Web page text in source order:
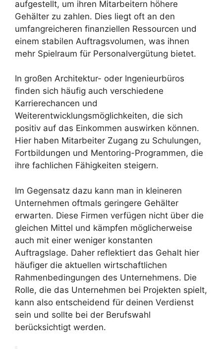
aufgestellt, um ihren Mitarbeitern höhere
Gehälter zu zahlen. Dies liegt oft an den
umfangreicheren finanziellen Ressourcen und
einem stabilen Auftragsvolumen, was ihnen
mehr Spielraum für Personalvergütung bietet.
In großen Architektur- oder Ingenieurbüros
finden sich häufig auch verschiedene
Karrierechancen und
Weiterentwicklungsmöglichkeiten, die sich
positiv auf das Einkommen auswirken können.
Hier haben Mitarbeiter Zugang zu Schulungen,
Fortbildungen und Mentoring-Programmen, die
ihre fachlichen Fähigkeiten steigern.
Im Gegensatz dazu kann man in kleineren
Unternehmen oftmals geringere Gehälter
erwarten. Diese Firmen verfügen nicht über die
gleichen Mittel und kämpfen möglicherweise
auch mit einer weniger konstanten
Auftragslage. Daher reflektiert das Gehalt hier
häufiger die aktuellen wirtschaftlichen
Rahmenbedingungen des Unternehmens. Die
Rolle, die das Unternehmen bei Projekten spielt,
kann also entscheidend für deinen Verdienst
sein und sollte bei der Berufswahl
berücksichtigt werden.